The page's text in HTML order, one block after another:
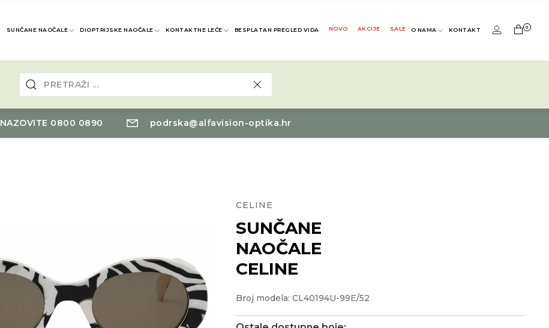
SUNČANE NAOČALE DIOPTRIJSKE NAOČALE KONTAKTNE LEĆE BESPLATAN PREGLED VIDA NOVO AKCIJE SALE O NAMA KONTAKT 0
NAZOVITE 0800 0890 podrska@alfavision-optika.hr
CELINE
SUNČANE
NAOČALE
CELINE
Broj modela: CL40194U-99E/52